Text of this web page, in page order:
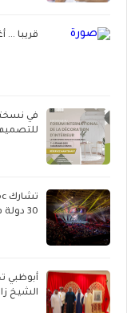
قريبا
في
للتصميم
30 دولة في مؤتمر V-Convention 2026 العالمي بماليزيا
الشيخ